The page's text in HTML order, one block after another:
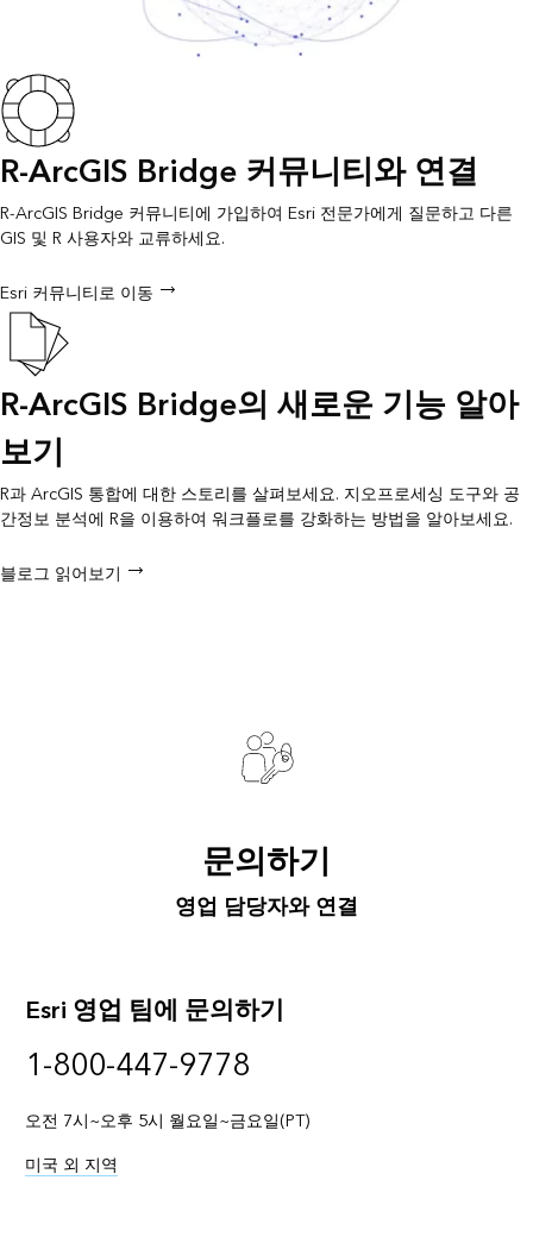
R-ArcGIS Bridge 커뮤니티와 연결
R-ArcGIS Bridge 커뮤니티에 가입하여 Esri 전문가에게 질문하고 다른
GIS 및 R 사용자와 교류하세요.
Esri 커뮤니티로 이동
R-ArcGIS Bridge의 새로운 기능 알아
보기
R과 ArcGIS 통합에 대한 스토리를 살펴보세요. 지오프로세싱 도구와 공
간정보 분석에 R을 이용하여 워크플로를 강화하는 방법을 알아보세요.
블로그 읽어보기
문의하기
영업 담당자와 연결
Esri 영업 팀에 문의하기
1-800-447-9778
오전 7시~오후 5시 월요일~금요일(PT)
미국 외 지역